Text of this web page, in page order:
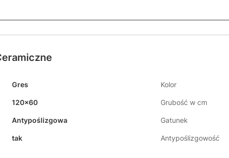
Gres Kolor
120x60 Grubość w cm
Antypoślizgowa Gatunek
tak Antypoślizgowość